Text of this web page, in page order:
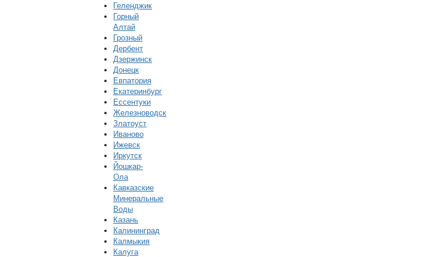
Геленджик
Горный
Алтай
Грозный
Дербент
Дзержинск
Донецк
Евпатория
Екатеринбург
Ессентуки
Железноводск
Златоуст
Иваново
Ижевск
Иркутск
Йошкар-
Ола
Кавказские
Минеральные
Воды
Казань
Калининград
Калмыкия
Калуга